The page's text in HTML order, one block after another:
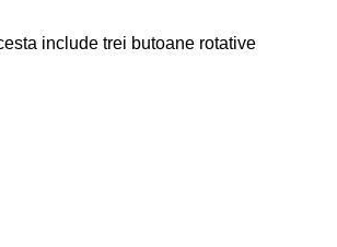
include trei butoane rotative